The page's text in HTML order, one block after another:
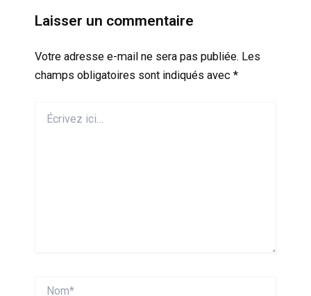
Laisser un commentaire
Votre adresse e-mail ne sera pas publiée. Les
champs obligatoires sont indiqués avec *
ici…